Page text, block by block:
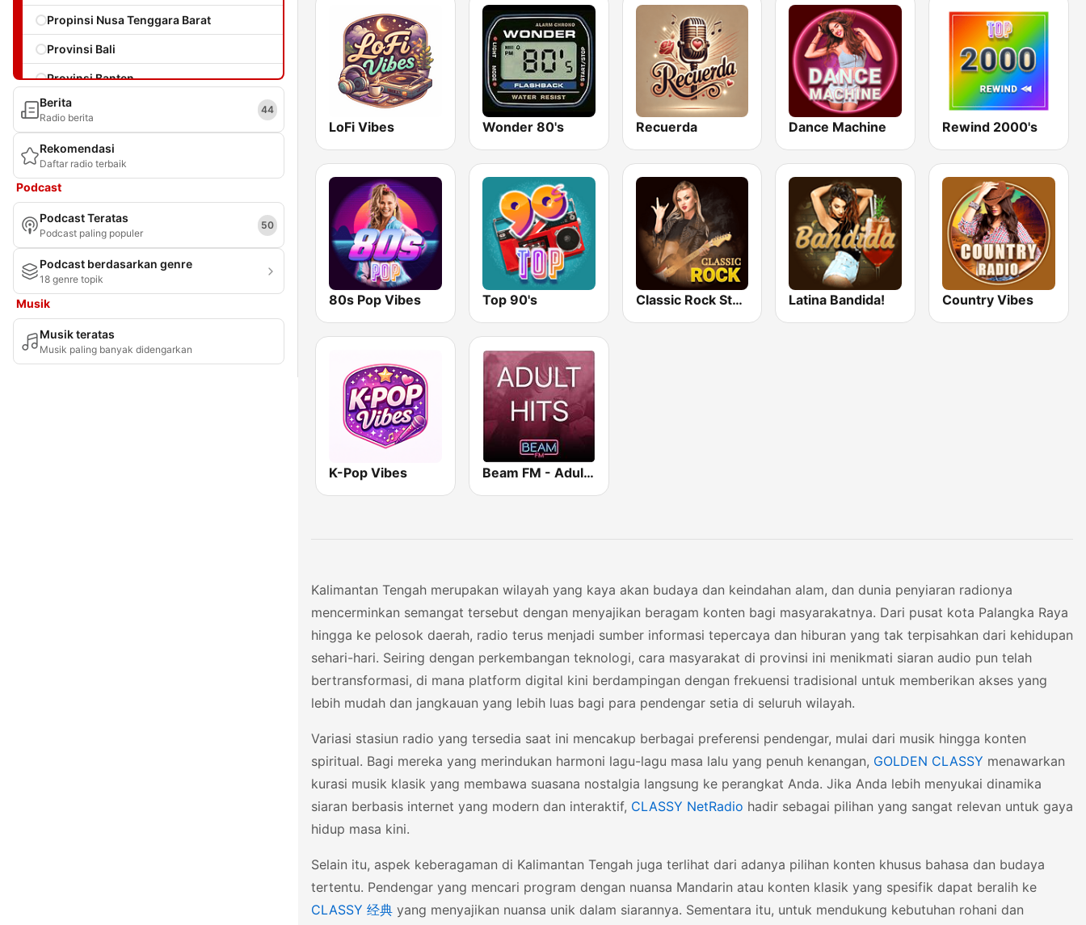
Propinsi Nusa Tenggara Barat
Provinsi Bali
Provinsi Banten
Provinsi Jambi
Provinsi Kalimantan Tengah
Provinsi Lampung
Provinsi Maluku
Provinsi Maluku Utara
Provinsi Nanggroe Aceh Darussalam
Provinsi Nusa Tenggara Timur
Provinsi Papua Barat
Provinsi Sulawesi Tenggara
Riau
Berita
Radio berita
44
Rekomendasi
Daftar radio terbaik
Podcast
Podcast Teratas
Podcast paling populer
50
Podcast berdasarkan genre
18 genre topik
Musik
Musik teratas
Musik paling banyak didengarkan
LoFi Vibes Wonder 80's Recuerda Dance Machine Rewind 2000's
80s Pop Vibes Top 90's Classic Rock Station Latina Bandida! Country Vibes
K-Pop Vibes Beam FM - Adult Hits
Kalimantan Tengah merupakan wilayah yang kaya akan budaya dan keindahan alam, dan dunia penyiaran radionya
mencerminkan semangat tersebut dengan menyajikan beragam konten bagi masyarakatnya. Dari pusat kota Palangka Raya
hingga ke pelosok daerah, radio terus menjadi sumber informasi tepercaya dan hiburan yang tak terpisahkan dari kehidupan
sehari-hari. Seiring dengan perkembangan teknologi, cara masyarakat di provinsi ini menikmati siaran audio pun telah
bertransformasi, di mana platform digital kini berdampingan dengan frekuensi tradisional untuk memberikan akses yang
lebih mudah dan jangkauan yang lebih luas bagi para pendengar setia di seluruh wilayah.
Variasi stasiun radio yang tersedia saat ini mencakup berbagai preferensi pendengar, mulai dari musik hingga konten
spiritual. Bagi mereka yang merindukan harmoni lagu-lagu masa lalu yang penuh kenangan, GOLDEN CLASSY menawarkan
kurasi musik klasik yang membawa suasana nostalgia langsung ke perangkat Anda. Jika Anda lebih menyukai dinamika
siaran berbasis internet yang modern dan interaktif, CLASSY NetRadio hadir sebagai pilihan yang sangat relevan untuk gaya
hidup masa kini.
Selain itu, aspek keberagaman di Kalimantan Tengah juga terlihat dari adanya pilihan konten khusus bahasa dan budaya
tertentu. Pendengar yang mencari program dengan nuansa Mandarin atau konten klasik yang spesifik dapat beralih ke
CLASSY 经典 yang menyajikan nuansa unik dalam siarannya. Sementara itu, untuk mendukung kebutuhan rohani dan